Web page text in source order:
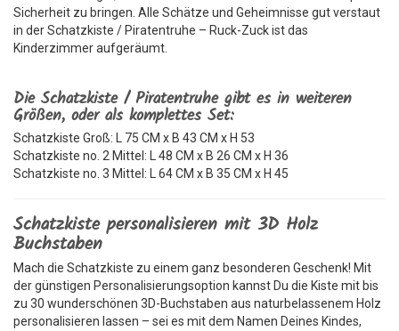
Sicherheit zu bringen. Alle Schätze und Geheimnisse gut verstaut
in der Schatzkiste / Piratentruhe – Ruck-Zuck ist das
Kinderzimmer aufgeräumt.
Die Schatzkiste / Piratentruhe gibt es in weiteren
Größen, oder als komplettes Set:
Schatzkiste Groß: L 75 CM x B 43 CM x H 53
Schatzkiste no. 2 Mittel: L 48 CM x B 26 CM x H 36
Schatzkiste no. 3 Mittel: L 64 CM x B 35 CM x H 45
Schatzkiste personalisieren mit 3D Holz
Buchstaben
Mach die Schatzkiste zu einem ganz besonderen Geschenk! Mit
der günstigen Personalisierungsoption kannst Du die Kiste mit bis
zu 30 wunderschönen 3D-Buchstaben aus naturbelassenem Holz
personalisieren lassen – sei es mit dem Namen Deines Kindes,